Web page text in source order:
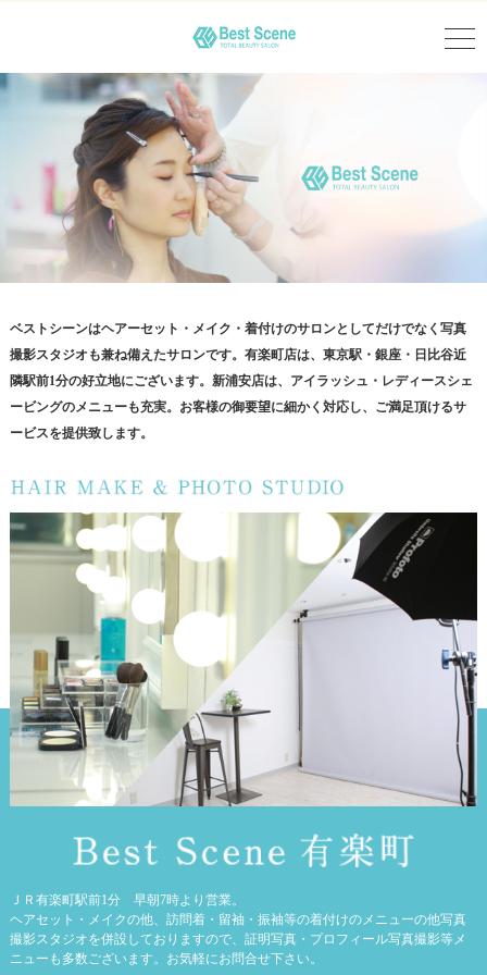
ベストシーンはヘアーセット・メイク・着付けのサロンとしてだけでなく写真
撮影スタジオも兼ね備えたサロンです。有楽町店は、東京駅・銀座・日比谷近
隣駅前1分の好立地にございます。新浦安店は、アイラッシュ・レディースシェ
ービングのメニューも充実。お客様の御要望に細かく対応し、ご満足頂けるサ
ービスを提供致します。
ＪＲ有楽町駅前1分 早朝7時より営業。
ヘアセット・メイクの他、訪問着・留袖・振袖等の着付けのメニューの他写真
撮影スタジオを併設しておりますので、証明写真・プロフィール写真撮影等メ
ニューも多数ございます。お気軽にお問合せ下さい。